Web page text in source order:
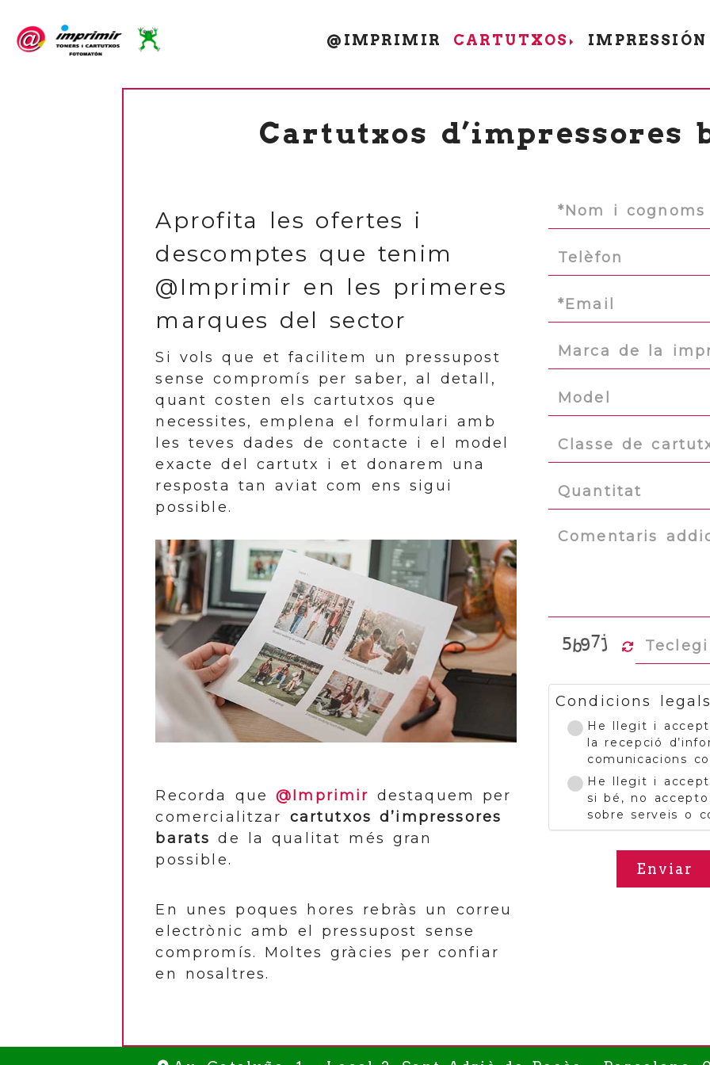
@IMPRIMIR CARTUTXOS
Cartutxos d’impressores
Aprofita les ofertes i
descomptes que tenim
@Imprimir en les primeres
marques del sector
Si vols que et facilitem un pressupost
sense compromís per saber, al detall,
quant costen els cartutxos que
necessites, emplena el formulari amb
les teves dades de contacte i el model
exacte del cartutx i et donarem una
resposta tan aviat com ens sigui
possible.
Recorda que@Imprimir destaquem per
comercialitzar cartutxos d’impressores
barats de la qualitat més gran
possible.
En unes poques hores rebràs un correu
electrònic amb el pressupost sense
compromís. Moltes gràcies per confiar
en nosaltres.
Condicions
He llegit i
la recepció
comunicacions
He llegit i
si bé, no
sobre serveis o
Enviar